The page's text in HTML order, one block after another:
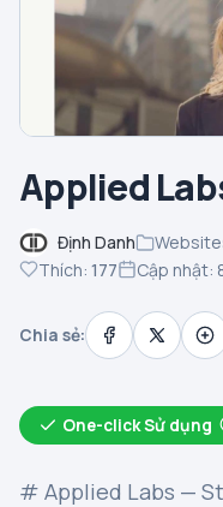
Applied
Định Danh
Thích: 177 Cập nhật:
Chia sẻ:
One-click Sử dụng
# Applied Labs —